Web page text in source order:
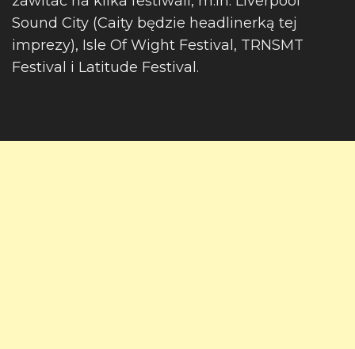
Sound City (Caity będzie headlinerką tej
imprezy), Isle Of Wight Festival, TRNSMT
Festival i Latitude Festival.